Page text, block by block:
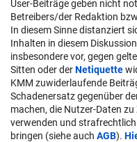
User-Beiträge geben nicht
Betreibers/der Redaktion
In diesem Sinne distanziert
Inhalten in diesem
insbesondere vor, gegen
Sitten oder derNetiquette
KMM zuwiderlaufende
Schadenersatz gegenüber
machen, die Nutzer-Daten
verwenden und
bringen (siehe auch AGB).